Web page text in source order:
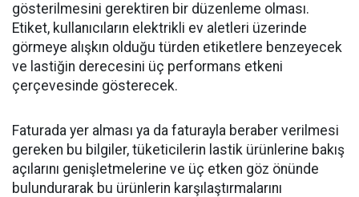
gösterilmesini gerektiren bir düzenleme olması.
Etiket, kullanıcıların elektrikli ev aletleri üzerinde
görmeye alışkın olduğu türden etiketlere benzeyecek
ve lastiğin derecesini üç performans etkeni
çerçevesinde gösterecek.
Faturada yer alması ya da faturayla beraber verilmesi
gereken bu bilgiler, tüketicilerin lastik ürünlerine bakış
açılarını genişletmelerine ve üç etken göz önünde
bulundurarak bu ürünlerin karşılaştırmalarını